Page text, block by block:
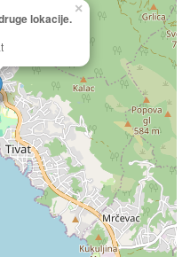
lokacije.
×